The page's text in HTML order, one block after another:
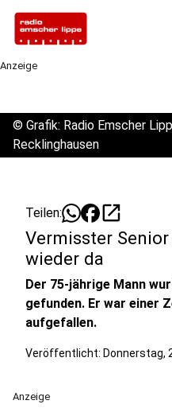
Anzeige
© Grafik: Radio Emscher
Recklinghausen
Teilen: open_in_new
Vermisster
wieder da
Der 75-jährige Mann
gefunden. Er war einer
aufgefallen.
Veröffentlicht: Donnerstag,
Anzeige